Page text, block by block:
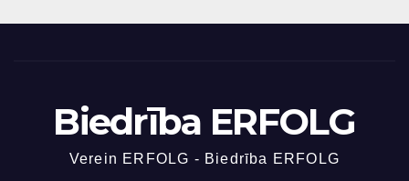
Biedrība ERFOLG
Verein ERFOLG - Biedrība ERFOLG